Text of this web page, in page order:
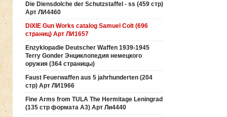
Die Diensdolche der Schutzstaffel - ss (459 стр)
Арт ЛИ4460
DIXIE Gun Works catalog Samuel Colt (696
страниц) Арт ЛИ1657
Enzyklopadie Deutscher Waffen 1939-1945
Terry Gonder Энциклопедия немецкого
оружия (364 страницы)
Faust Feuerwaffen aus 5 jahrhunderten (204
стр) Арт ЛИ1966
Fine Arms from TULA The Hermitage Leningrad
(135 стр формата А3) Арт Ли4440